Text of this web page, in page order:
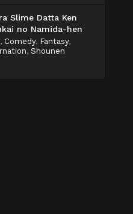
Slime Datta Ken
no Namida-hen
, Comedy, Fantasy,
, Shounen